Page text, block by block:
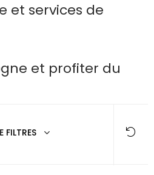
et services de
et profiter du
FILTRES